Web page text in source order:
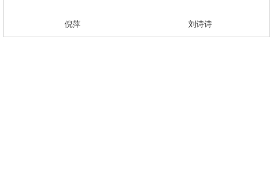
倪萍 刘诗诗